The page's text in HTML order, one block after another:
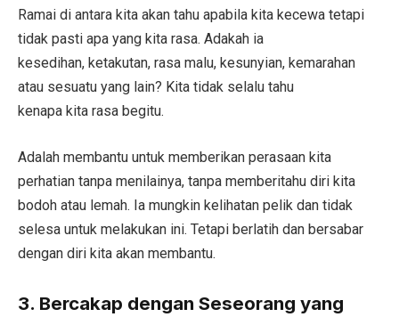
Ramai di antara kita akan tahu apabila kita kecewa tetapi
tidak pasti apa yang kita rasa. Adakah ia
kesedihan, ketakutan, rasa malu, kesunyian, kemarahan
atau sesuatu yang lain? Kita tidak selalu tahu
kenapa kita rasa begitu.
Adalah membantu untuk memberikan perasaan kita
perhatian tanpa menilainya, tanpa memberitahu diri kita
bodoh atau lemah. Ia mungkin kelihatan pelik dan tidak
selesa untuk melakukan ini. Tetapi berlatih dan bersabar
dengan diri kita akan membantu.
3. Bercakap dengan Seseorang yang